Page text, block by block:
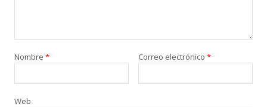
Nombre * Correo electrónico *
Web